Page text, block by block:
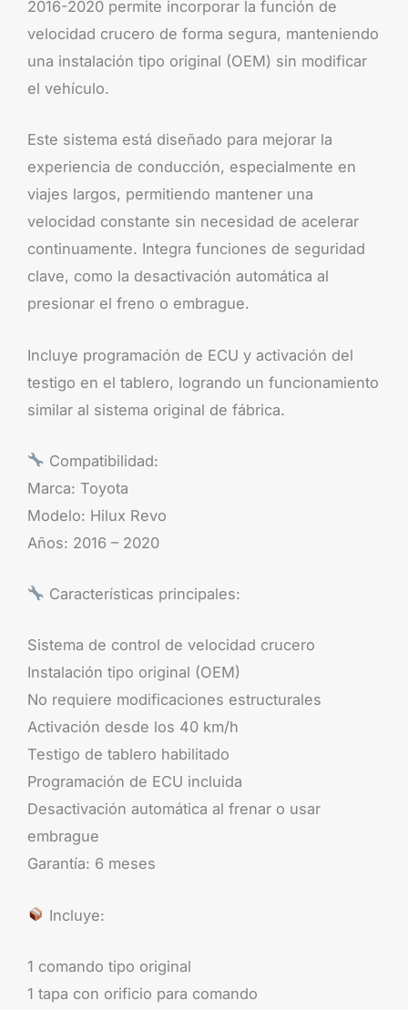
2016-2020 permite incorporar la función de
velocidad crucero de forma segura, manteniendo
una instalación tipo original (OEM) sin modificar
el vehículo.
Este sistema está diseñado para mejorar la
experiencia de conducción, especialmente en
viajes largos, permitiendo mantener una
velocidad constante sin necesidad de acelerar
continuamente. Integra funciones de seguridad
clave, como la desactivación automática al
presionar el freno o embrague.
Incluye programación de ECU y activación del
testigo en el tablero, logrando un funcionamiento
similar al sistema original de fábrica.
Compatibilidad:
Marca: Toyota
Modelo: Hilux Revo
Años: 2016 – 2020
Características principales:
Sistema de control de velocidad crucero
Instalación tipo original (OEM)
No requiere modificaciones estructurales
Activación desde los 40 km/h
Testigo de tablero habilitado
Programación de ECU incluida
Desactivación automática al frenar o usar
embrague
Garantía: 6 meses
Incluye:
1 comando tipo original
1 tapa con orificio para comando